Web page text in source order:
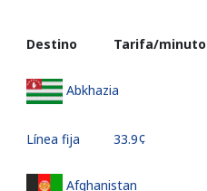
Destino Tarifa/minuto
Abkhazia
Línea fija ⁦33.9¢⁩
Afghanistan